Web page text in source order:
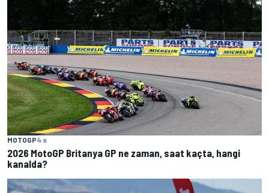
MOTOGP4 s
2026 MotoGP Britanya GP ne zaman, saat kaçta, hangi
kanalda?